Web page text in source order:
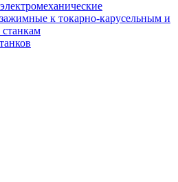
к токарно-карусельным и